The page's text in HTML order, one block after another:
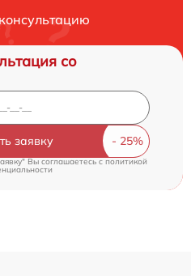
со
заявку
Вы соглашаетесь cполитикой